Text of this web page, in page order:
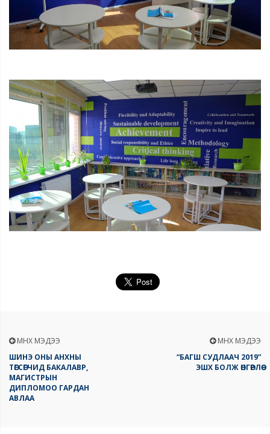
ӨМНӨХ МЭДЭЭ
ШИНЭ ОНЫ АНХНЫ
ТӨГСӨГЧИД БАКАЛАВР,
МАГИСТРЫН
ДИПЛОМОО ГАРДАН
АВЛАА
ӨМНӨХ МЭДЭЭ
“БАГШ СУДЛААЧ 2019”
ЭШХ БОЛЖ ӨНГӨРЛӨӨ